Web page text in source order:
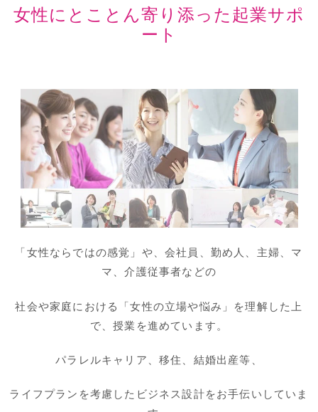
女性にとことん寄り添った起業サポ
ート
「女性ならではの感覚」や、会社員、勤め人、主婦、マ
マ、介護従事者などの
社会や家庭における「女性の立場や悩み」を理解した上
で、授業を進めています。
パラレルキャリア、移住、結婚出産等、
ライフプランを考慮したビジネス設計をお手伝いしていま